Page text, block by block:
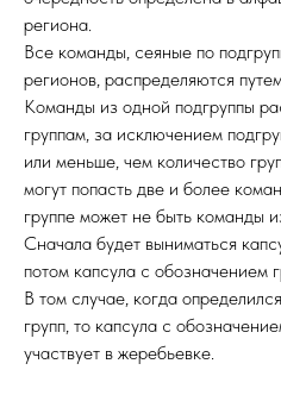
региона.
Все команды, сеяные по
регионов, распределяются
Команды из одной подгруппы
группам, за исключением
или меньше, чем количество
могут попасть две и более
группе может не быть команды
​Сначала будет выниматься
потом капсула с обозначением
В том случае, когда
групп, то капсула с
участвует в жеребьевке.